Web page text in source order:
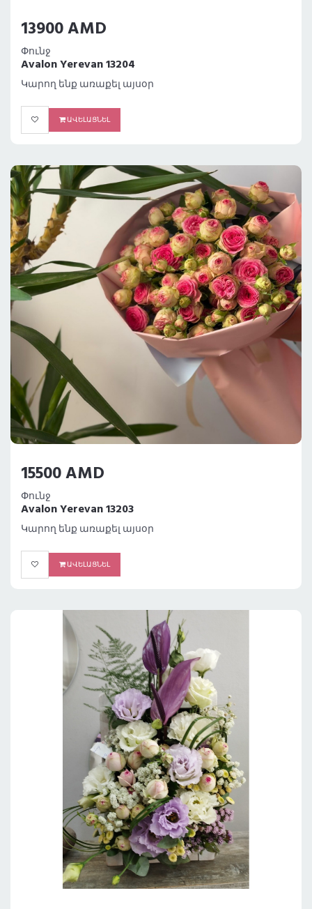
13900 AMD
Փունջ
Avalon Yerevan 13204
Կարող ենք առաքել այսօր
ԱՎԵԼԱՑՆԵԼ
15500 AMD
Փունջ
Avalon Yerevan 13203
Կարող ենք առաքել այսօր
ԱՎԵԼԱՑՆԵԼ